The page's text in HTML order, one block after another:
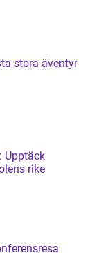
stora äventyr
Upptäck
rike